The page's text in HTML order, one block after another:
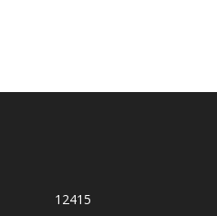
12415